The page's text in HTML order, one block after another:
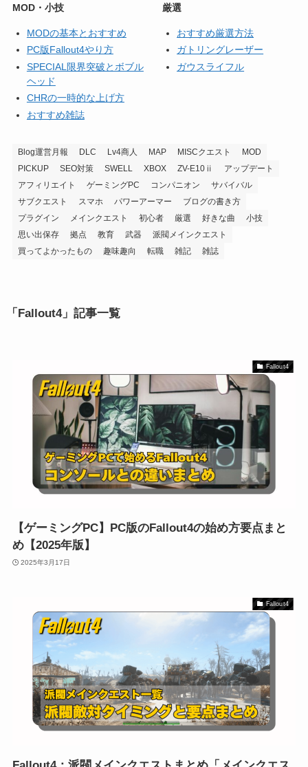
MOD・小技
MODの基本とおすすめ
PC版Fallout4やり方
SPECIAL限界突破とボブル
ヘッド
CHRの一時的な上げ方
おすすめ雑誌
厳選
おすすめ厳選方法
ガトリングレーザー
ガウスライフル
Blog運営月報 DLC Lv4商人 MAP MISCクエスト
MOD
PICKUP
SEO対策 SWELL XBOX ZV-E10ⅱ
アップデート
アフィリエイト
ゲーミングPC コンパニオン
サバイバル
サブクエスト
スマホ パワーアーマー
ブログの書き方
プラグイン
メインクエスト 初心者 厳選 好きな曲
小技
思い出保存
拠点 教育 武器
派閥メインクエスト
買ってよかったもの
趣味趣向 転職 雑記 雑誌
「Fallout4」記事一覧
Fallout4
【ゲーミングPC】PC版のFallout4の始め方要点まと
め【2025年版】
2025年3月17日
Fallout4